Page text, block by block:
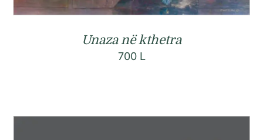
Unaza në kthetra
700 L